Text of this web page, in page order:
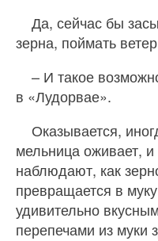
Да, сейчас бы
зерна, поймать
– И такое
в «Лудорвае».
Оказывается,
мельница оживает,
наблюдают, как
превращается в
удивительно
перепечами из муки